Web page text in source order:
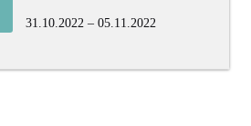
31.10.2022 – 05.11.2022